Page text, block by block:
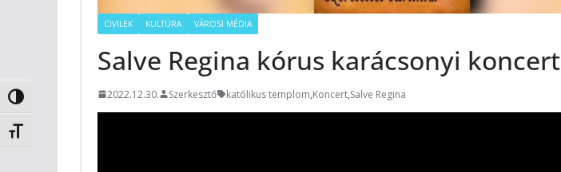
Nagy kontraszt váltása
Betűméret váltása
CIVILEK KULTÚRA VÁROSI MÉDIA
Salve Regina kórus karácsonyi koncert
2022.12.30. Szerkesztő katólikus templom,Koncert,Salve Regina